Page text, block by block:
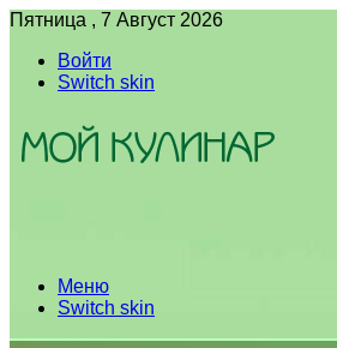
Пятница , 7 Август 2026
Войти
Switch skin
Меню
Switch skin